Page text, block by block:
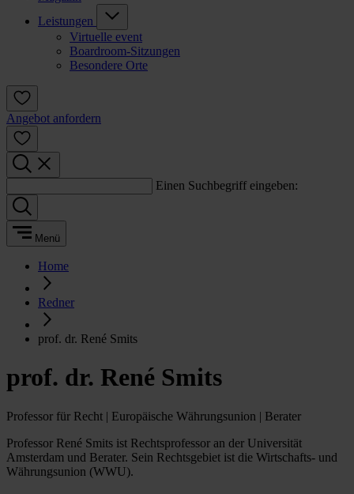
Leistungen
Virtuelle event
Boardroom-Sitzungen
Besondere Orte
Angebot anfordern
Einen Suchbegriff eingeben:
Menü
Home
Redner
prof. dr. René Smits
prof. dr. René Smits
Professor für Recht | Europäische Währungsunion | Berater
Professor René Smits ist Rechtsprofessor an der Universität
Amsterdam und Berater. Sein Rechtsgebiet ist die Wirtschafts- und
Währungsunion (WWU).